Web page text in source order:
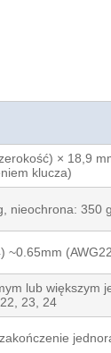
× 18,9
klucza)
nieochrona: 350 g
~0.65mm
lub większym
23, 24